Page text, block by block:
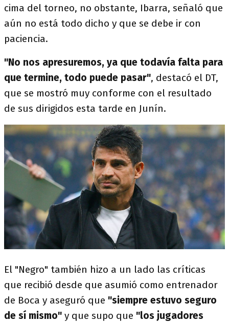
cima del torneo, no obstante, Ibarra, señaló que
aún no está todo dicho y que se debe ir con
paciencia.
"No nos apresuremos, ya que todavía falta para
que termine, todo puede pasar", destacó el DT,
que se mostró muy conforme con el resultado
de sus dirigidos esta tarde en Junín.
El "Negro" también hizo a un lado las críticas
que recibió desde que asumió como entrenador
de Boca y aseguró que "siempre estuvo seguro
de sí mismo" y que supo que "los jugadores